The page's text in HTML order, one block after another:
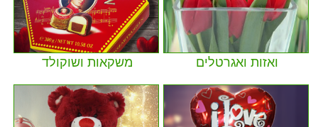
משקאות ושוקולד ואזות ואגרטלים